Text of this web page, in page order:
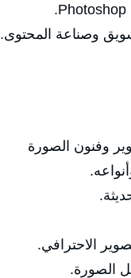
وصناعة المحتوى.
وفنون الصورة
الاحترافي.
الصورة.